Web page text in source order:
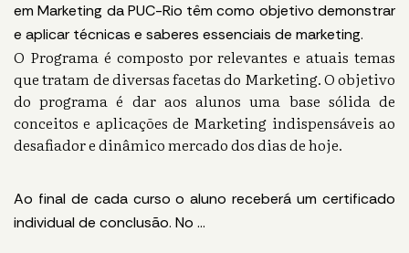
em Marketing da PUC-Rio têm como objetivo demonstrar
e aplicar técnicas e saberes essenciais de marketing.
O Programa é composto por relevantes e atuais temas
que tratam de diversas facetas do Marketing. O objetivo
do programa é dar aos alunos uma base sólida de
conceitos e aplicações de Marketing indispensáveis ao
desafiador e dinâmico mercado dos dias de hoje.
Ao final de cada curso o aluno receberá um certificado
individual de conclusão. No ...